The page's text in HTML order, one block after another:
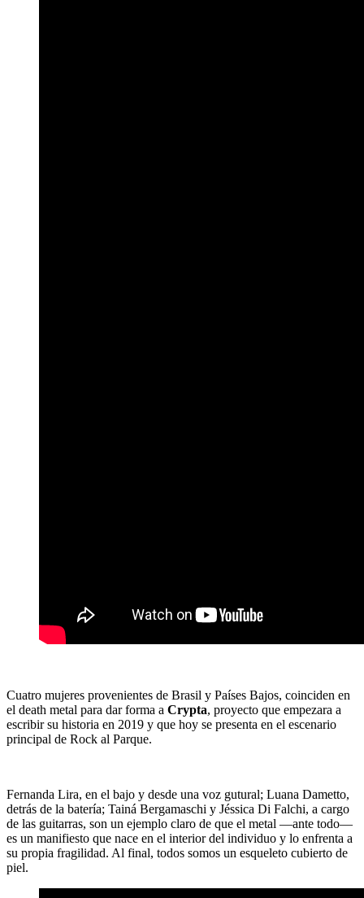
Cuatro mujeres provenientes de Brasil y Países Bajos, coinciden en
el death metal para dar forma a Crypta, proyecto que empezara a
escribir su historia en 2019 y que hoy se presenta en el escenario
principal de Rock al Parque.
Fernanda Lira, en el bajo y desde una voz gutural; Luana Dametto,
detrás de la batería; Tainá Bergamaschi y Jéssica Di Falchi, a cargo
de las guitarras, son un ejemplo claro de que el metal ―ante todo―
es un manifiesto que ­nace en el interior del individuo y lo enfrenta a
su propia fragilidad. Al final, todos somos un esqueleto cubierto de
piel.